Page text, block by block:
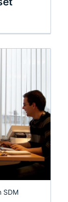
SDM